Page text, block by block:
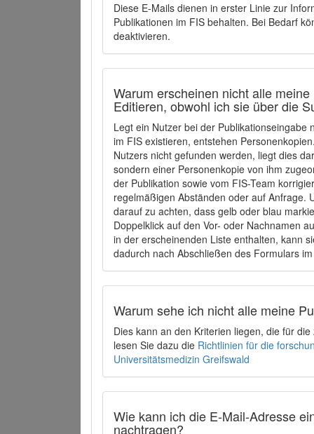
Diese E-Mails dienen in erster Linie zur
Publikationen im FIS behalten. Bei Bedarf
deaktivieren.
Warum erscheinen nicht alle
Editieren, obwohl ich sie über die
Legt ein Nutzer bei der
im FIS existieren, entstehen
Nutzers nicht gefunden werden, liegt dies
sondern einer Personenkopie von ihm
der Publikation sowie vom FIS-Team
regelmäßigen Abständen oder auf Anfrage.
darauf zu achten, dass gelb oder blau
Doppelklick auf den Vor- oder Nachnamen
in der erscheinenden Liste enthalten, kann
dadurch nach Abschließen des Formulars
Warum sehe ich nicht alle meine
Dies kann an den Kriterien liegen, die für
lesen Sie dazu die Richtlinien für die
Universitätsmedizin Greifswald
Wie kann ich die E-Mail-Adresse
nachtragen?